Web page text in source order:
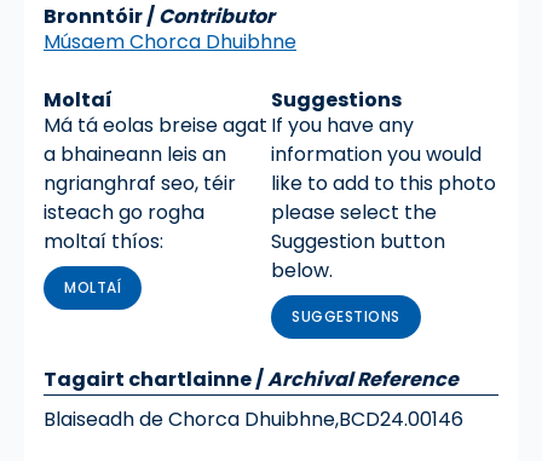
Bronntóir /Contributor
Músaem Chorca Dhuibhne
Moltaí
Má tá eolas breise agat
a bhaineann leis an
ngrianghraf seo, téir
isteach go rogha
moltaí thíos:
MOLTAÍ
Suggestions
If you have any
information you would
like to add to this photo
please select the
Suggestion button
below.
SUGGESTIONS
Tagairt chartlainne/Archival Reference
Blaiseadh de Chorca Dhuibhne,BCD24.00146